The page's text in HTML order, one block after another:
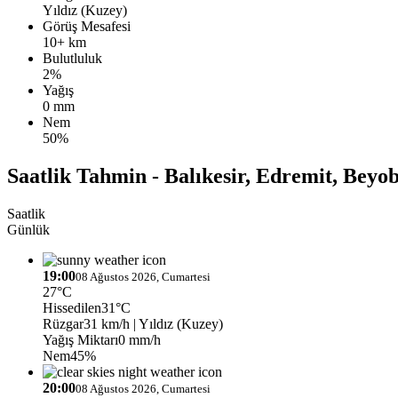
Yıldız (Kuzey)
Görüş Mesafesi
10+ km
Bulutluluk
2%
Yağış
0 mm
Nem
50%
Saatlik Tahmin - Balıkesir, Edremit,
Saatlik
Günlük
19:0008 Ağustos 2026, Cumartesi
27°C
Hissedilen31°C
Rüzgar31 km/h | Yıldız (Kuzey)
Yağış Miktarı0 mm/h
Nem45%
20:0008 Ağustos 2026, Cumartesi